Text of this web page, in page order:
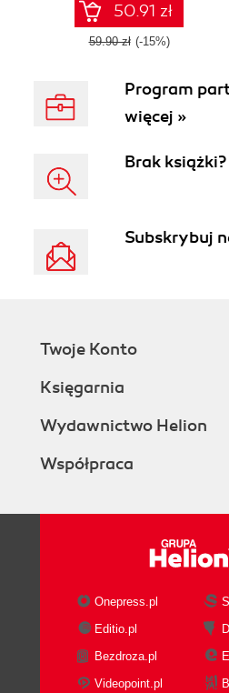
50.91 zł
59.90 zł (-15%)
Program
więcej »
Brak
Subskrybuj
Twoje Konto
Księgarnia
Wydawnictwo Helion
Współpraca
Onepress.pl
Editio.pl
Bezdroza.pl
Videopoint.pl